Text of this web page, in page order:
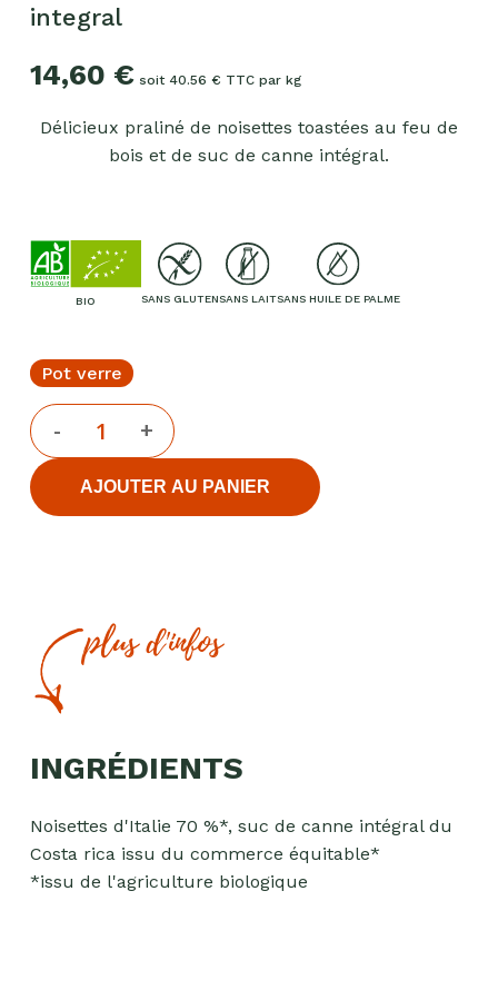
integral
14,60 €soit 40.56 € TTC par kg
Délicieux praliné de noisettes toastées au feu de
bois et de suc de canne intégral.
BIO SANS GLUTENSANS LAITSANS HUILE DE PALME
Pot verre
AJOUTER AU PANIER
plus d'infos
INGRÉDIENTS
Noisettes d'Italie 70 %*, suc de canne intégral du
Costa rica issu du commerce équitable*
*issu de l'agriculture biologique